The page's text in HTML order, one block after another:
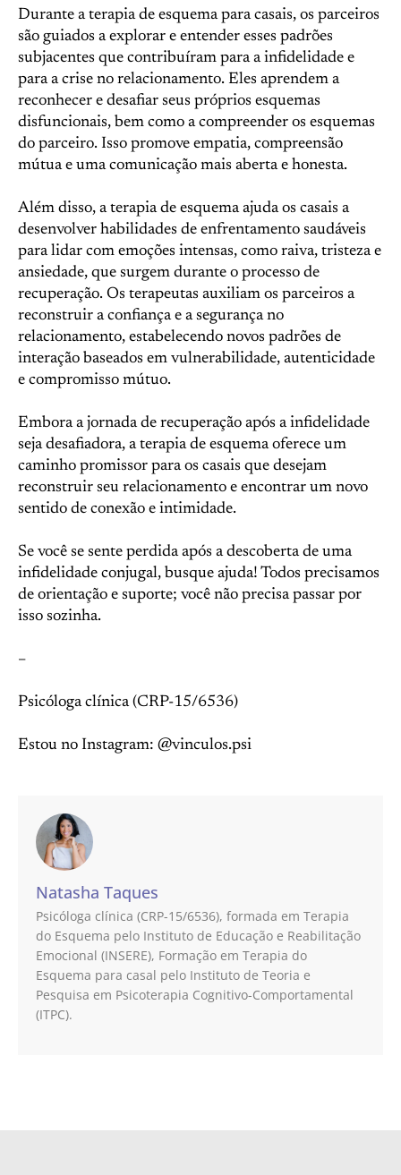
Durante a terapia de esquema para casais, os parceiros
são guiados a explorar e entender esses padrões
subjacentes que contribuíram para a infidelidade e
para a crise no relacionamento. Eles aprendem a
reconhecer e desafiar seus próprios esquemas
disfuncionais, bem como a compreender os esquemas
do parceiro. Isso promove empatia, compreensão
mútua e uma comunicação mais aberta e honesta.
Além disso, a terapia de esquema ajuda os casais a
desenvolver habilidades de enfrentamento saudáveis
para lidar com emoções intensas, como raiva, tristeza e
ansiedade, que surgem durante o processo de
recuperação. Os terapeutas auxiliam os parceiros a
reconstruir a confiança e a segurança no
relacionamento, estabelecendo novos padrões de
interação baseados em vulnerabilidade, autenticidade
e compromisso mútuo.
Embora a jornada de recuperação após a infidelidade
seja desafiadora, a terapia de esquema oferece um
caminho promissor para os casais que desejam
reconstruir seu relacionamento e encontrar um novo
sentido de conexão e intimidade.
Se você se sente perdida após a descoberta de uma
infidelidade conjugal, busque ajuda! Todos precisamos
de orientação e suporte; você não precisa passar por
isso sozinha.
–
Psicóloga clínica (CRP-15/6536)
Estou no Instagram: @vinculos.psi
Natasha Taques
Psicóloga clínica (CRP-15/6536), formada em Terapia
do Esquema pelo Instituto de Educação e Reabilitação
Emocional (INSERE), Formação em Terapia do
Esquema para casal pelo Instituto de Teoria e
Pesquisa em Psicoterapia Cognitivo-Comportamental
(ITPC).